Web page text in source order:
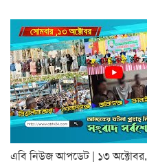
এবি নিউজ আপডেট | ১৩